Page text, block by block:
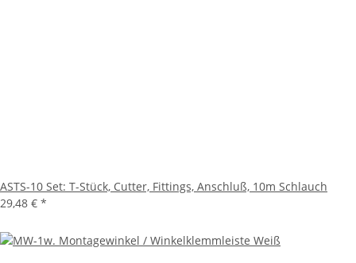
ASTS-10 Set: T-Stück, Cutter, Fittings, Anschluß, 10m Schlauch
29,48 € *